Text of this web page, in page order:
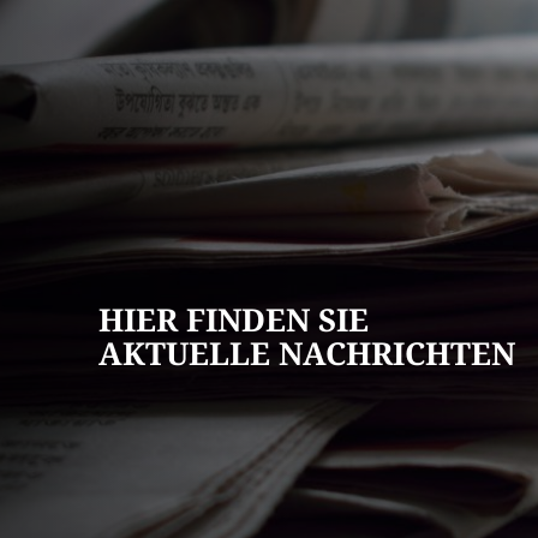
Mängel melden
Wahlen
HIER FINDEN SIE
AKTUELLE NACHRICHTEN